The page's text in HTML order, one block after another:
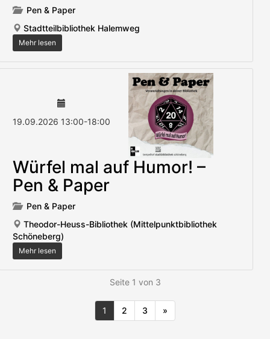
Pen & Paper
Stadtteilbibliothek Halemweg
Mehr lesen
19.09.2026 13:00-18:00
Würfel mal auf Humor! –
Pen & Paper
Pen & Paper
Theodor-Heuss-Bibliothek (Mittelpunktbibliothek
Schöneberg)
Mehr lesen
Seite 1 von 3
1 2 3 »